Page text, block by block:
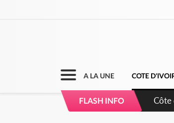
A LA UNE COTE
FLASH INFO
Côte